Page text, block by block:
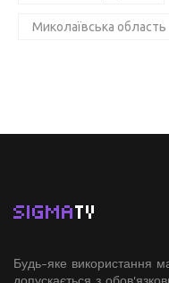
Миколаївська область
SIGMATV
Будь-яке використання